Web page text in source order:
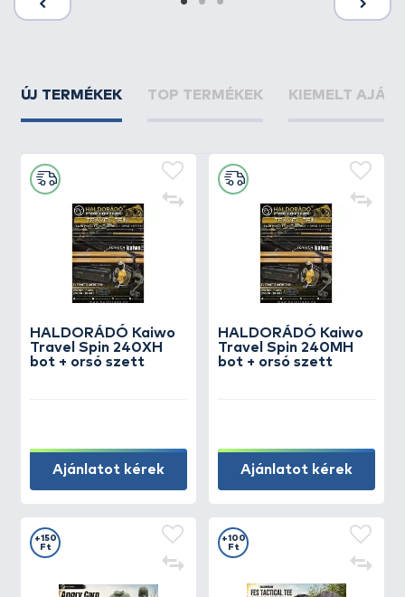
ÚJ TERMÉKEK TOP TERMÉKEK KIEMELT
HALDORÁDÓ Kaiwo
Travel Spin 240XH
bot + orsó szett
Ajánlatot kérek
HALDORÁDÓ Kaiwo
Travel Spin 240MH
bot + orsó szett
Ajánlatot kérek
+150
Ft
+100
Ft